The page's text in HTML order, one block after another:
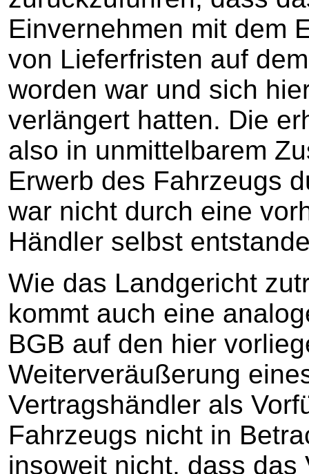
Einvernehmen mit dem
von Lieferfristen auf
worden war und sich
verlängert hatten. Die
also in unmittelbarem
Erwerb des Fahrzeugs
war nicht durch eine
Händler selbst
Wie das Landgericht
kommt auch eine
BGB auf den hier
Weiterveräußerung
Vertragshändler als
Fahrzeugs nicht in
insoweit nicht, dass das